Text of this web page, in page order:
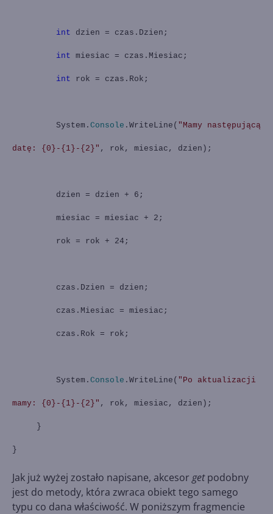
int dzien = czas.Dzien;
int miesiac = czas.Miesiac;
int rok = czas.Rok;
System. Console .WriteLine( "Mamy następującą
datę: {0}-{1}-{2}" , rok, miesiac, dzien);
dzien = dzien + 6;
miesiac = miesiac + 2;
rok = rok + 24;
czas.Dzien = dzien;
czas.Miesiac = miesiac;
czas.Rok = rok;
System. Console .WriteLine( "Po aktualizacji
mamy: {0}-{1}-{2}" , rok, miesiac, dzien);
}
}
Jak już wyżej zostało napisane, akcesor getpodobny
jest do metody, która zwraca obiekt tego samego
typu co dana właściwość. W poniższym fragmencie